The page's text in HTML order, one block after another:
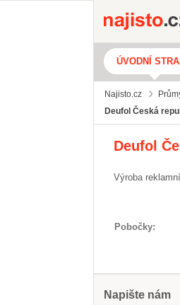
ÚVODNÍ
Najisto.cz
Deufol Česká
Deufol
Výroba
Pobočky
Napište nám